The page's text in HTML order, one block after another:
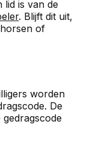
lid is van de
. Blijft dit uit,
of
worden
De